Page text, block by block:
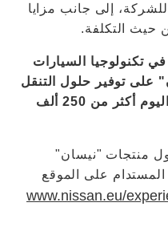
إلى جانب مزايا
حيث التكلفة.
تكنولوجيا السيارات
على توفير حلول التنقل
الذكي للجميع، وقد باعت حتى اليوم أكثر من 250 ألف
منتجات "نيسان"
المستدام على الموقع
www.nissan.eu/